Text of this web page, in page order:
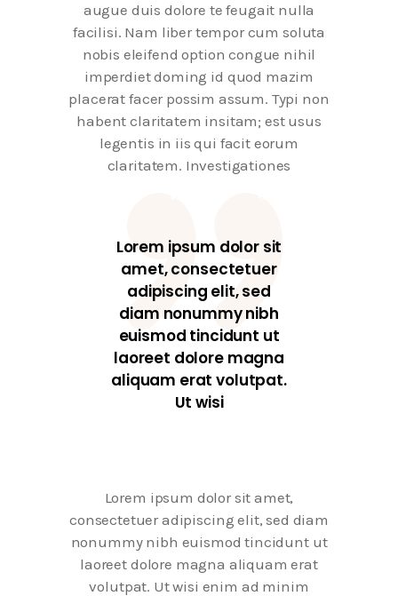
augue duis dolore te feugait nulla
facilisi. Nam liber tempor cum soluta
nobis eleifend option congue nihil
imperdiet doming id quod mazim
placerat facer possim assum. Typi non
habent claritatem insitam; est usus
legentis in iis qui facit eorum
claritatem. Investigationes
Lorem ipsum dolor sit
amet, consectetuer
adipiscing elit, sed
diam nonummy nibh
euismod tincidunt ut
laoreet dolore magna
aliquam erat volutpat.
Ut wisi
Lorem ipsum dolor sit amet,
consectetuer adipiscing elit, sed diam
nonummy nibh euismod tincidunt ut
laoreet dolore magna aliquam erat
volutpat. Ut wisi enim ad minim